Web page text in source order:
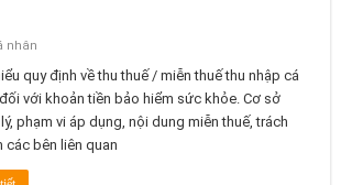
nhân
quy định về thu thuế / miễn thuế thu nhập cá
với khoản tiền bảo hiểm sức khỏe. Cơ sở
phạm vi áp dụng, nội dung miễn thuế, trách
các bên liên quan